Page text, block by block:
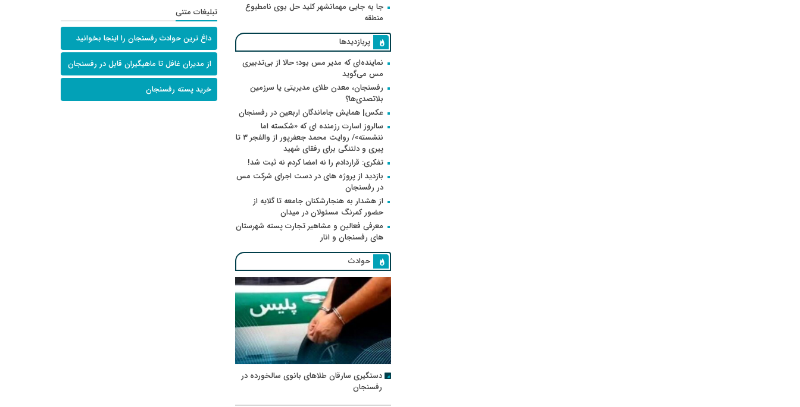
جا به جایی مهمانشهر کلید حل بوی نامطبوع
منطقه
پربازدیدها
نماینده‌ای که مدیر مس بود؛ حالا از بی‌تدبیری
مس می‌گوید
رفسنجان، معدن طلای مدیریتی یا سرزمین
بلاتصدی‌ها؟
عکس| همایش جاماندگان اربعین در رفسنجان
سالروز اسارت رزمنده ای که «شکسته اما
ننشسته»/ روایت محمد جعفرپور از والفجر ۳ تا
پیری و دلتنگی برای رفقای شهید
تفکری: قراردادم را نه امضا کردم نه ثبت شد!
بازدید از پروژه های در دست اجرای شرکت مس
در رفسنجان
از هشدار به هنجارشکنان جامعه تا گلایه از
حضور کمرنگ مسئولان در میدان
معرفی فعالین و مشاهیر تجارت پسته شهرستان
های رفسنجان و انار
حوادث
دستگیری سارقان طلاهای بانوی سالخورده در
رفسنجان
تبلیغات متنی
داغ ترین حوادث رفسنجان را اینجا بخوانید
از مدیران غافل تا ماهیگیران قابل در رفسنجان
خرید پسته رفسنجان